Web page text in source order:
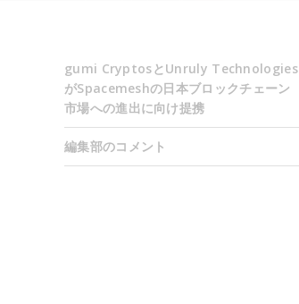
gumi CryptosとUnruly Technologies
がSpacemeshの日本ブロックチェーン
市場への進出に向け提携
編集部のコメント